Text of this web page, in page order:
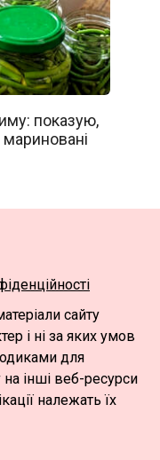
показую,
мариновані
сайту
і ні за яких умов
для
інші веб-ресурси
належать їх